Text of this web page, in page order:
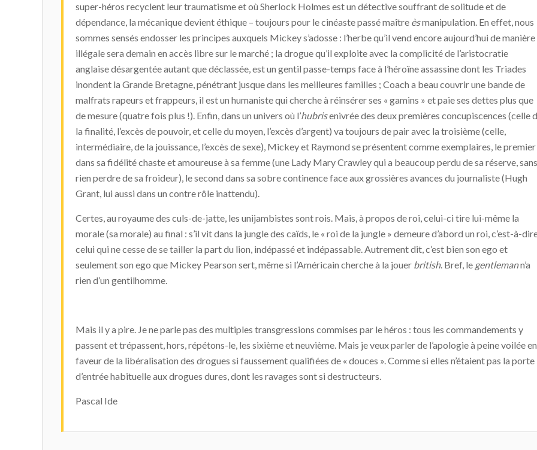
super-héros recyclent leur traumatisme et où Sherlock Holmes est un détective souffrant de solitude et de
dépendance, la mécanique devient éthique – toujours pour le cinéaste passé maître èsmanipulation. En effet, nous
sommes sensés endosser les principes auxquels Mickey s’adosse : l’herbe qu’il vend encore aujourd’hui de manière
illégale sera demain en accès libre sur le marché ; la drogue qu’il exploite avec la complicité de l’aristocratie
anglaise désargentée autant que déclassée, est un gentil passe-temps face à l’héroïne assassine dont les Triades
inondent la Grande Bretagne, pénétrant jusque dans les meilleures familles ; Coach a beau couvrir une bande de
malfrats rapeurs et frappeurs, il est un humaniste qui cherche à réinsérer ses « gamins » et paie ses dettes plus que
de mesure (quatre fois plus !). Enfin, dans un univers où l’hubrisenivrée des deux premières concupiscences (celle
la finalité, l’excès de pouvoir, et celle du moyen, l’excès d’argent) va toujours de pair avec la troisième (celle,
intermédiaire, de la jouissance, l’excès de sexe), Mickey et Raymond se présentent comme exemplaires, le premier
dans sa fidélité chaste et amoureuse à sa femme (une Lady Mary Crawley qui a beaucoup perdu de sa réserve, sans
rien perdre de sa froideur), le second dans sa sobre continence face aux grossières avances du journaliste (Hugh
Grant, lui aussi dans un contre rôle inattendu).
Certes, au royaume des culs-de-jatte, les unijambistes sont rois. Mais, à propos de roi, celui-ci tire lui-même la
morale (sa morale) au final : s’il vit dans la jungle des caïds, le « roi de la jungle » demeure d’abord un roi, c’est-à-
celui qui ne cesse de se tailler la part du lion, indépassé et indépassable. Autrement dit, c’est bien son ego et
seulement son ego que Mickey Pearson sert, même si l’Américain cherche à la jouer british. Bref, le gentlemann’a
rien d’un gentilhomme.
Mais il y a pire. Je ne parle pas des multiples transgressions commises par le héros : tous les commandements y
passent et trépassent, hors, répétons-le, les sixième et neuvième. Mais je veux parler de l’apologie à peine voilée en
faveur de la libéralisation des drogues si faussement qualifiées de « douces ». Comme si elles n’étaient pas la porte
d’entrée habituelle aux drogues dures, dont les ravages sont si destructeurs.
Pascal Ide